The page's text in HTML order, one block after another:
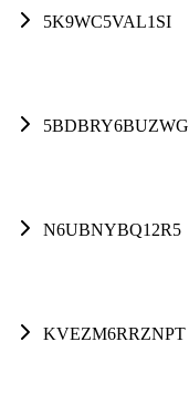
5K9WC5VAL1SI
5BDBRY6BUZWG
N6UBNYBQ12R5
KVEZM6RRZNPT